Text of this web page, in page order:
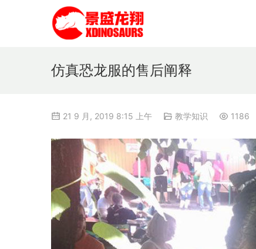
仿真恐龙服的售后阐释
21 9 月, 2019 8:15 上午 教学知识 1186